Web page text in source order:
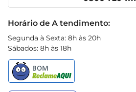
Horário de A tendimento:
Segunda à Sexta: 8h às 20h
Sábados: 8h às 18h